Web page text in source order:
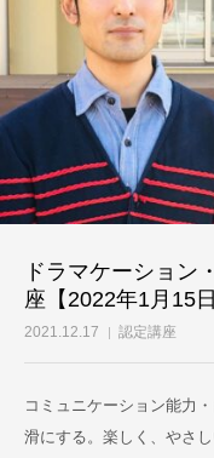
ドラマケーション
座【2022年1月15
2021.12.17 認定講座
コミュニケーション能力
滑にする。楽しく、やさし